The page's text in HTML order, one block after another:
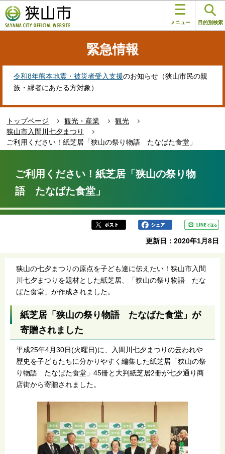
の
ペ
す
メニュー 目的別検索
緊急情報
令和8年熊本地震・被災者受入支援のお知らせ（狭山市民の親
族・縁者にあたる方対象）
トップページ 観光・産業
観光
狭山市入間川七夕まつり
ご利用ください！紙芝居「狭山の祭り物語 たなばた食堂」
ら
ご利用ください！紙芝居「狭山の祭り物
語 たなばた食堂」
更新日：2020年1月8日
狭山の七夕まつりの原点を子ども達に伝えたい！狭山市入間
川七夕まつりを題材とした紙芝居、「狭山の祭り物語 たな
ばた食堂」が作成されました。
紙芝居「狭山の祭り物語 たなばた食堂」が
寄贈されました
平成25年4月30日(火曜日)に、入間川七夕まつりの云われや
歴史を子どもたちに分かりやすく編集した紙芝居「狭山の祭
り物語 たなばた食堂」45冊と大判紙芝居2冊が七夕通り商
店街から寄贈されました。